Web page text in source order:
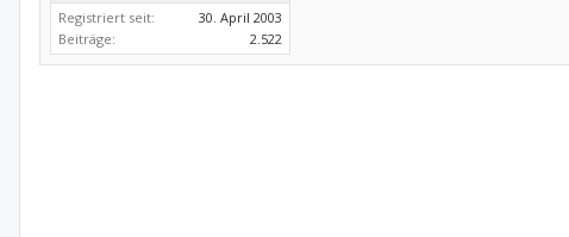
Registriert seit:
30. April 2003
Beiträge:
2.522